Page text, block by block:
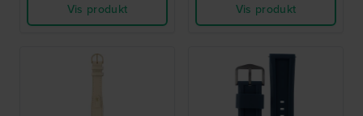
Vis produkt
Vis produkt